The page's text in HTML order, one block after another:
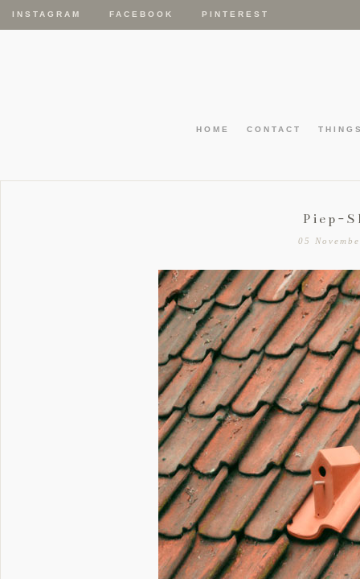
INSTAGRAM FACEBOOK PINTEREST
HOME CONTACT
Piep-
05